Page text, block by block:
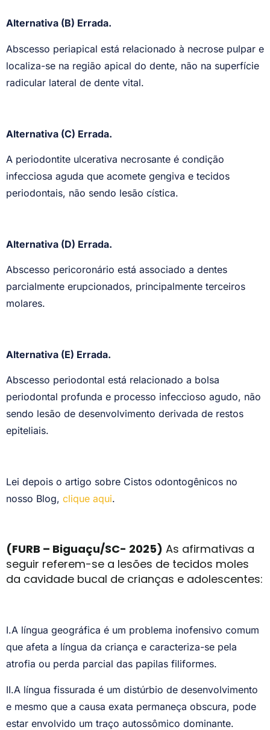
Alternativa (B) Errada.
Abscesso periapical está relacionado à necrose pulpar e
localiza-se na região apical do dente, não na superfície
radicular lateral de dente vital.
Alternativa (C) Errada.
A periodontite ulcerativa necrosante é condição
infecciosa aguda que acomete gengiva e tecidos
periodontais, não sendo lesão cística.
Alternativa (D) Errada.
Abscesso pericoronário está associado a dentes
parcialmente erupcionados, principalmente terceiros
molares.
Alternativa (E) Errada.
Abscesso periodontal está relacionado a bolsa
periodontal profunda e processo infeccioso agudo, não
sendo lesão de desenvolvimento derivada de restos
epiteliais.
Lei depois o artigo sobre Cistos odontogênicos no
nosso Blog, clique aqui.
(FURB – Biguaçu/SC- 2025) As afirmativas a
seguir referem-se a lesões de tecidos moles
da cavidade bucal de crianças e adolescentes:
I.A língua geográfica é um problema inofensivo comum
que afeta a língua da criança e caracteriza-se pela
atrofia ou perda parcial das papilas filiformes.
II.A língua fissurada é um distúrbio de desenvolvimento
e mesmo que a causa exata permaneça obscura, pode
estar envolvido um traço autossômico dominante.